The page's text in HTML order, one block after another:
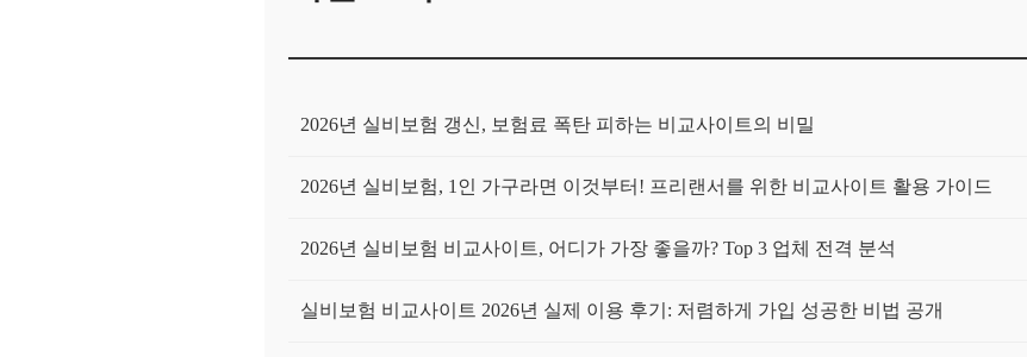
2026년 실비보험 갱신, 보험료 폭탄 피하는 비교사이트의 비밀
2026년 실비보험, 1인 가구라면 이것부터! 프리랜서를 위한 비교사이트 활용 가이드
2026년 실비보험 비교사이트, 어디가 가장 좋을까? Top 3 업체 전격 분석
실비보험 비교사이트 2026년 실제 이용 후기: 저렴하게 가입 성공한 비법 공개